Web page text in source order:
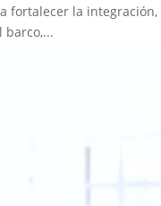
fortalecer la
barco,...